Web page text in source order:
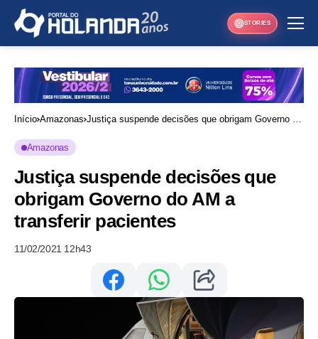
STORIES
Início Amazonas Justiça suspende decisões que obrigam Governo do
Amazonas
Justiça suspende decisões que
obrigam Governo do AM a
transferir pacientes
11/02/2021 12h43